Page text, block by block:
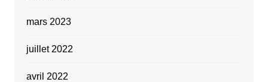
mars 2023
juillet 2022
avril 2022